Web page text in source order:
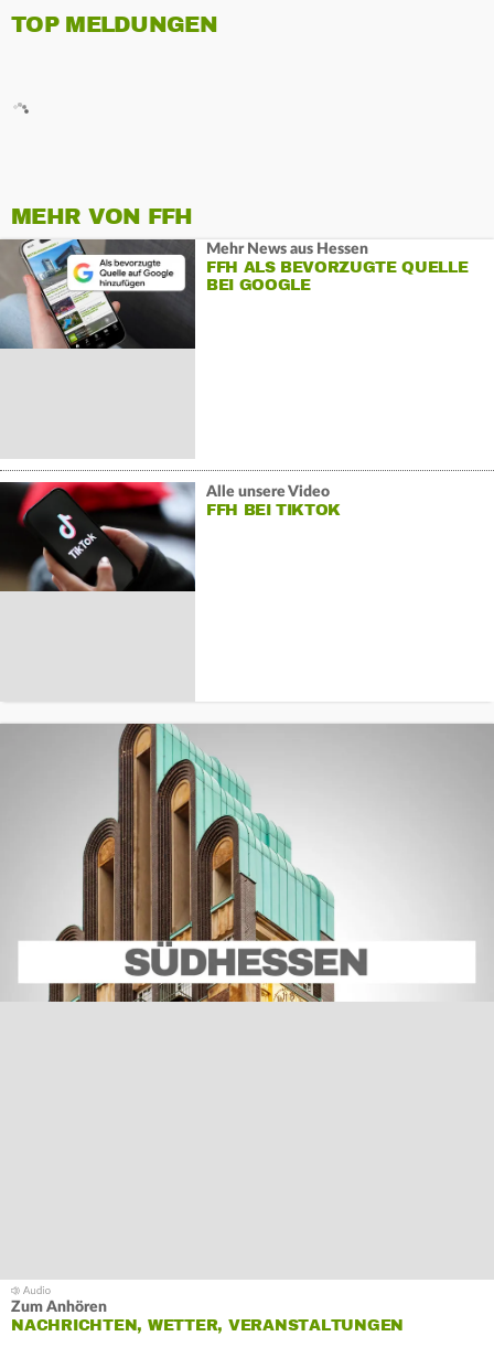
TOP MELDUNGEN
MEHR VON FFH
Mehr News aus Hessen
FFH ALS BEVORZUGTE QUELLE
BEI GOOGLE
Alle unsere Video
FFH BEI TIKTOK
Zum Anhören
NACHRICHTEN, WETTER, VERANSTALTUNGEN